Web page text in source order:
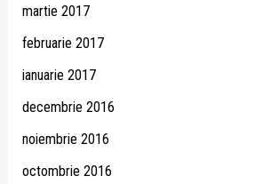
martie 2017
februarie 2017
ianuarie 2017
decembrie 2016
noiembrie 2016
octombrie 2016